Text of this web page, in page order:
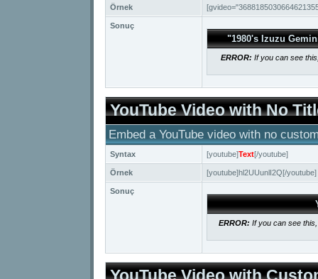
Örnek
Sonuç
"1980's Izuzu
ERROR: If you can see
YouTube Video with No
Embed a YouTube video with no
Syntax [youtube]Text[/youtube]
Örnek [youtube]hl2UUunlI2Q[/youtube]
Sonuç
ERROR: If you can see